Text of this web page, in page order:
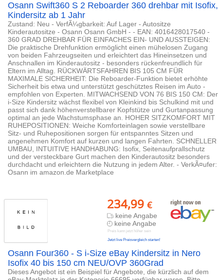
Osann Swift360 S 2 Reboarder 360 drehbar mit Isofix,
Kindersitz ab 1 Jahr
Zustand: Neu - VerfÃ¼gbarkeit: Auf Lager - Autositze
Kinderautositze - Osann Osann GmbH - - EAN: 4016428017540 -
360 GRAD DREHBAR FÜR EINFACHES EIN- UND AUSSTEIGEN:
Die praktische Drehfunktion ermöglicht einen mühelosen Zugang
von beiden Fahrzeugseiten und erleichtert das Hineinsetzen und
Anschnallen im Kinderautositz - besonders rückenfreundlich für
Eltern im Alltag. RÜCKWÄRTSFAHREN BIS 105 CM FÜR
MAXIMALE SICHERHEIT: Die Reboarder-Funktion bietet erhöhte
Sicherheit bis etwa und unterstützt geschütztes Reisen im Auto -
empfohlen von Experten. MITWACHSEND VON 76 BIS 150 CM: Der
i-Size Kindersitz wächst flexibel von Kleinkind bis Schulkind mit und
passt sich dank höhenverstellbarer Kopfstütze und Gurtanpassung
optimal an jede Wachstumsphase an. HOHER SITZKOMFORT MIT
RUHEPOSITIONEN: Weiche Komforteinlagen sowie verstellbare
Sitz- und Ruhepositionen sorgen für entspanntes Sitzen und
angenehmen Komfort auf kurzen und langen Fahrten. SCHNELLER
UMBAU, INTUITIVE HANDHABUNG: Isofix, Seitenaufprallschutz
und der versteckbare Gurt machen den Kinderautositz besonders
durchdacht und erleichtern die Nutzung in jedem Alter. - VerkÃ¤ufer:
Osann im amazon.de Marketplace
234,99 €
keine Angabe
keine Angabe
Preis kann jetzt höher sein
Jetzt live Preisvergleich starten!
Osann Four360 - S i-Size eBay Kindersitz in Nero
Isofix 40 bis 150 cm NEU/OVP 360Grad
Dieses Angebot ist ein Beispiel für Angebote, die kürzlich auf dem